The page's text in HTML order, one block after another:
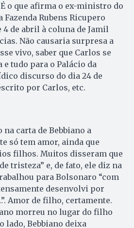
o que afirma o ex-ministro do
Fazenda Rubens Ricupero
de abril à coluna de Jamil
Não causaria surpresa a
vivo, saber que Carlos se
tudo para o Palácio da
discurso do dia 24 de
por Carlos, etc.
na carta de Bebbiano a
só tem amor, ainda que
filhos. Muitos disseram que
tristeza” e, de fato, ele diz na
para Bolsonaro “com
desenvolvi por
Amor de filho, certamente.
morreu no lugar do filho
lado, Bebbiano deixa